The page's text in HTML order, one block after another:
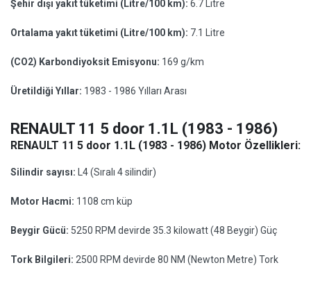
Şehir dışı yakıt tüketimi (Litre/100 km): 6.7 Litre
Ortalama yakıt tüketimi (Litre/100 km): 7.1 Litre
(CO2) Karbondiyoksit Emisyonu: 169 g/km
Üretildiği Yıllar: 1983 - 1986 Yılları Arası
RENAULT 11 5 door 1.1L (1983 - 1986)
RENAULT 11 5 door 1.1L (1983 - 1986) Motor Özellikleri:
Silindir sayısı: L4 (Sıralı 4 silindir)
Motor Hacmi: 1108 cm küp
Beygir Gücü: 5250 RPM devirde 35.3 kilowatt (48 Beygir) Güç
Tork Bilgileri: 2500 RPM devirde 80 NM (Newton Metre) Tork